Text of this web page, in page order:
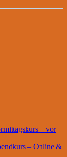
– vor
– Online &